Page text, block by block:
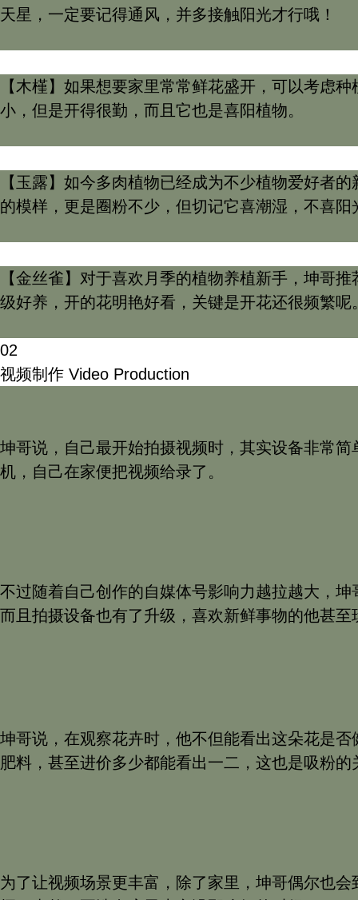
天星，一定要记得通风，并多接触阳光才行哦！
【木槿】如果想要家里常常鲜花盛开，可以考虑
小，但是开得很勤，而且它也是喜阳植物。
【玉露】如今多肉植物已经成为不少植物爱好者
的模样，更是圈粉不少，但切记它喜潮湿，不喜阳
【金丝雀】对于喜欢月季的植物养植新手，坤哥
级好养，开的花明艳好看，关键是开花还很频繁呢
02
视频制作 Video Production
坤哥说，自己最开始拍摄视频时，其实设备非常
机，自己在家便把视频给录了。
不过随着自己创作的自媒体号影响力越拉越大，
而且拍摄设备也有了升级，喜欢新鲜事物的他甚至
坤哥说，在观察花卉时，他不但能看出这朵花是
肥料，甚至进价多少都能看出一二，这也是吸粉的
为了让视频场景更丰富，除了家里，坤哥偶尔也